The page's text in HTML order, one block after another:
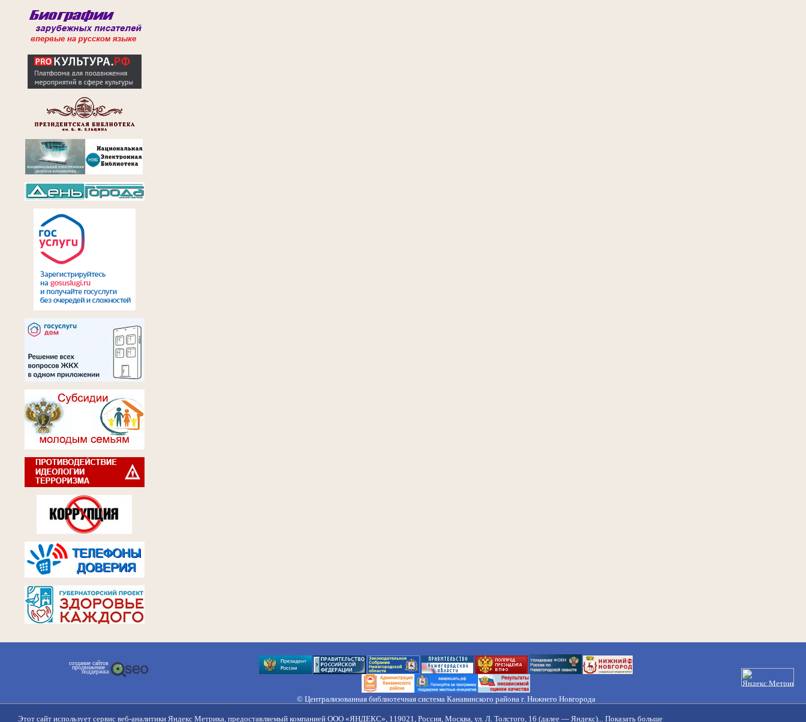
создание сайтов
продвижение
поддержка
© Централизованная библиотечная система Канавинского района г. Нижнего Новгорода
Правила обработки персональных данных
Этот сайт использует сервис веб-аналитики Яндекс Метрика, предоставляемый компанией ООО «ЯНДЕКС», 119021, Россия, Москва, ул. Л. Толстого, 16 (далее — Яндекс)... Показать больше